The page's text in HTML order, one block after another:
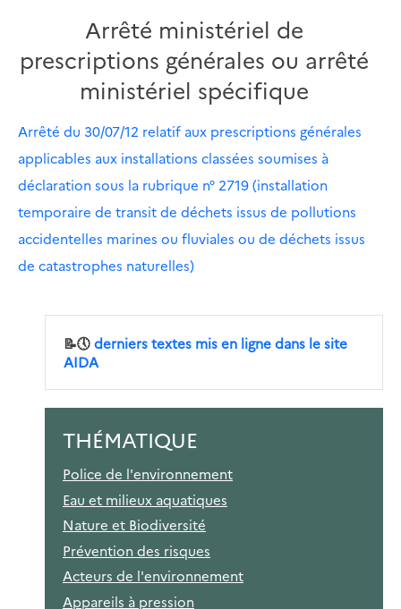
Arrêté ministériel de
prescriptions générales ou arrêté
ministériel spécifique
Arrêté du 30/07/12 relatif aux prescriptions générales
applicables aux installations classées soumises à
déclaration sous la rubrique n° 2719 (installation
temporaire de transit de déchets issus de pollutions
accidentelles marines ou fluviales ou de déchets issus
de catastrophes naturelles)
📝🕔derniers textes mis en ligne dans le site
AIDA
THÉMATIQUE
Police de l'environnement
Eau et milieux aquatiques
Nature et Biodiversité
Prévention des risques
Acteurs de l'environnement
Appareils à pression